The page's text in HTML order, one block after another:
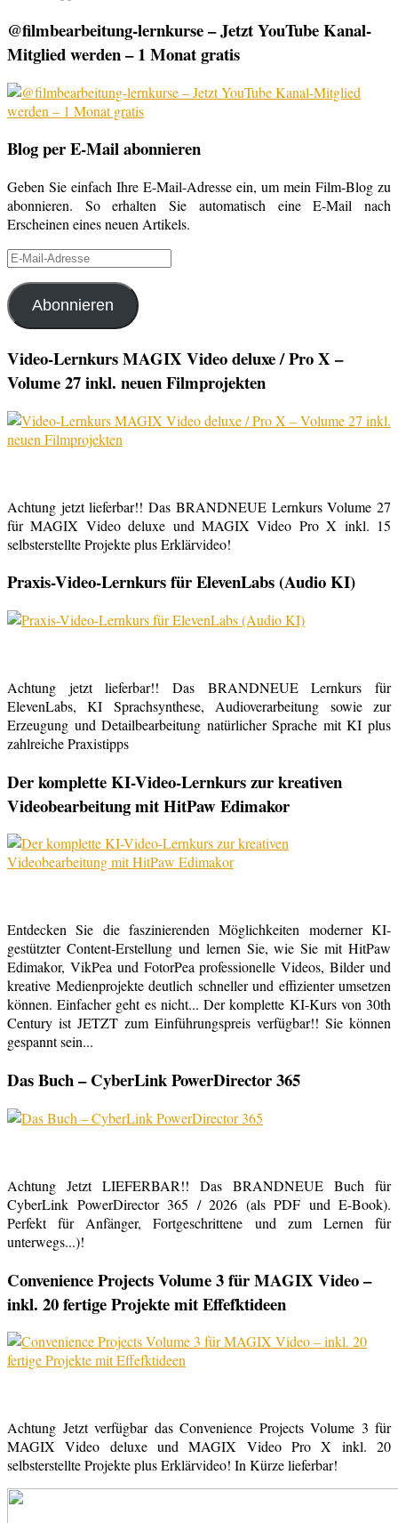
@filmbearbeitung-lernkurse – Jetzt YouTube Kanal-
Mitglied werden – 1 Monat gratis
Blog per E-Mail abonnieren
Geben Sie einfach Ihre E-Mail-Adresse ein, um mein Film-Blog zu
abonnieren. So erhalten Sie automatisch eine E-Mail nach
Erscheinen eines neuen Artikels.
E-
Adresse
Abonnieren
Video-Lernkurs MAGIX Video deluxe / Pro X –
Volume 27 inkl. neuen Filmprojekten
Achtung jetzt lieferbar!! Das BRANDNEUE Lernkurs Volume 27
für MAGIX Video deluxe und MAGIX Video Pro X inkl. 15
selbsterstellte Projekte plus Erklärvideo!
Praxis-Video-Lernkurs für ElevenLabs (Audio KI)
Achtung jetzt lieferbar!! Das BRANDNEUE Lernkurs für
ElevenLabs, KI Sprachsynthese, Audioverarbeitung sowie zur
Erzeugung und Detailbearbeitung natürlicher Sprache mit KI plus
zahlreiche Praxistipps
Der komplette KI-Video-Lernkurs zur kreativen
Videobearbeitung mit HitPaw Edimakor
Entdecken Sie die faszinierenden Möglichkeiten moderner KI-
gestützter Content-Erstellung und lernen Sie, wie Sie mit HitPaw
Edimakor, VikPea und FotorPea professionelle Videos, Bilder und
kreative Medienprojekte deutlich schneller und effizienter umsetzen
können. Einfacher geht es nicht... Der komplette KI-Kurs von 30th
Century ist JETZT zum Einführungspreis verfügbar!! Sie können
gespannt sein...
Das Buch – CyberLink PowerDirector 365
Achtung Jetzt LIEFERBAR!! Das BRANDNEUE Buch für
CyberLink PowerDirector 365 / 2026 (als PDF und E-Book).
Perfekt für Anfänger, Fortgeschrittene und zum Lernen für
unterwegs...)!
Convenience Projects Volume 3 für MAGIX Video –
inkl. 20 fertige Projekte mit Effefktideen
Achtung Jetzt verfügbar das Convenience Projects Volume 3 für
MAGIX Video deluxe und MAGIX Video Pro X inkl. 20
selbsterstellte Projekte plus Erklärvideo! In Kürze lieferbar!